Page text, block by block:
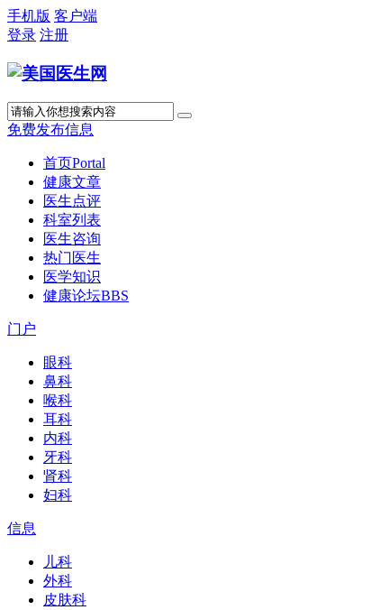
手机版 客户端
登录 注册
免费发布信息
首页Portal
健康文章
医生点评
科室列表
医生咨询
热门医生
医学知识
健康论坛BBS
门户
眼科
鼻科
喉科
耳科
内科
牙科
肾科
妇科
信息
儿科
外科
皮肤科